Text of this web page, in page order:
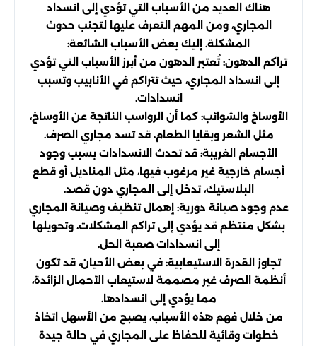
هناك العديد من الأسباب التي تؤدي إلى انسداد
المجاري، ومن المهم التعرف عليها لتجنب حدوث
المشكلة. إليك بعض الأسباب الشائعة:
تراكم الدهون: تُعتبر الدهون من أبرز الأسباب التي تؤدي
إلى انسداد المجاري، حيث تتراكم في الأنابيب وتسبب
انسدادات.
الأوساخ والشوائب: كما أن الرواسب الناتجة عن الأوساخ،
مثل الشعر وبقايا الطعام، قد تسد مجاري الصرف.
الأجسام الغريبة: قد تحدث الانسدادات بسبب وجود
أجسام خارجية غير مرغوب فيها، مثل المناديل أو قطع
البلاستيك، تدخل إلى المجاري دون قصد.
عدم وجود صيانة دورية: إهمال تنظيف وصيانة المجاري
بشكل منتظم قد يؤدي إلى تراكم المشكلات، وتحويلها
إلى انسدادات صعبة الحل.
تجاوز القدرة الاستيعابية: في بعض الأحيان، قد تكون
أنظمة الصرف غير مصممة لاستيعاب الأحمال الزائدة،
مما يؤدي إلى انسدادها.
من خلال فهم هذه الأسباب، يصبح من الأسهل اتخاذ
خطوات وقائية للحفاظ على المجاري في حالة جيدة